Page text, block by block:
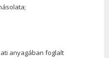
anyagában foglalt